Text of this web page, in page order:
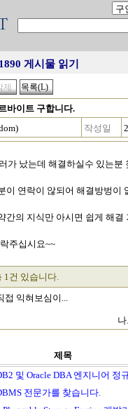
게시물 읽기
바이트 구합니다.
작성일
가 났는데 해결하실수 있는분
이 연락이 않되어 해결방벙이
간의 지식만 아시면 쉽게 해결
주십시요~~
1건 있습니다.
접 익혀보심이...
제목
및 Oracle DBA 엔지니어 정
전문가를 찾습니다.